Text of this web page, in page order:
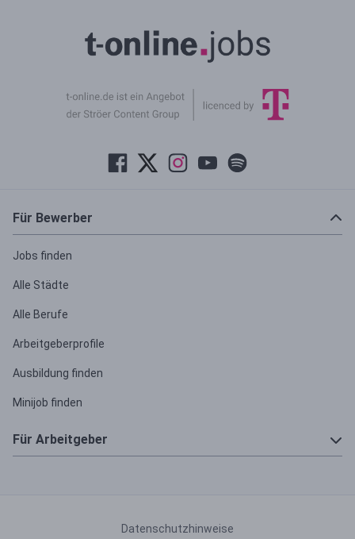
Für Bewerber
Jobs finden
Alle Städte
Alle Berufe
Arbeitgeberprofile
Ausbildung finden
Minijob finden
Für Arbeitgeber
Datenschutzhinweise